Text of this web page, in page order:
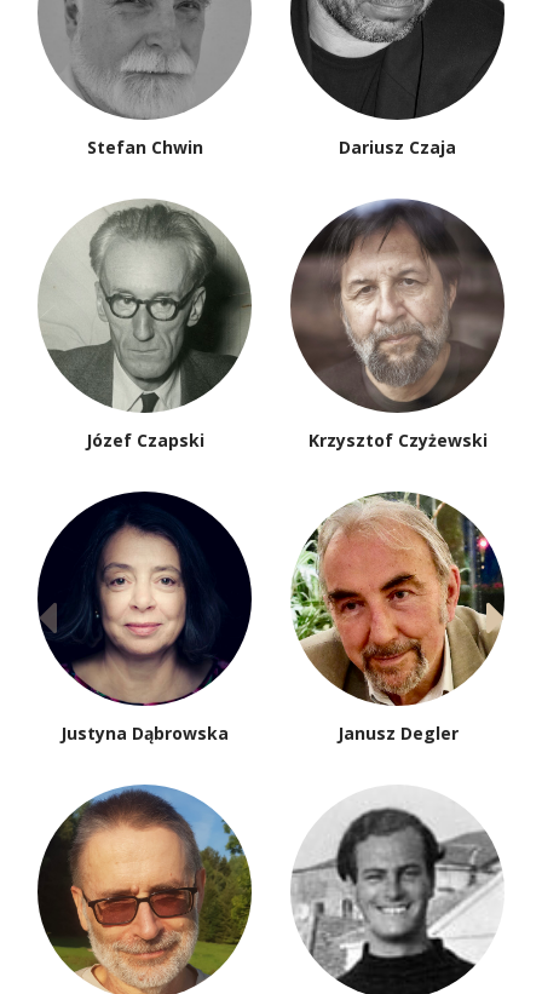
Stefan Chwin Dariusz Czaja
Józef Czapski Krzysztof Czyżewski
Justyna Dąbrowska Janusz Degler